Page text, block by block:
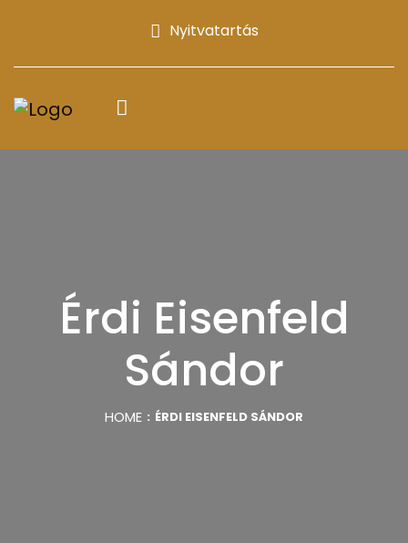
Nyitvatartás
Érdi Eisenfeld
Sándor
HOME ÉRDI EISENFELD SÁNDOR